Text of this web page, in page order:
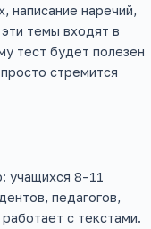
написание наречий,
темы входят в
тест будет полезен
стремится
учащихся 8–11
педагогов,
с текстами.